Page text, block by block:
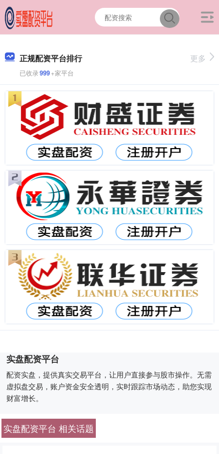
正规配资平台排行
已收录999+家平台
更多
实盘配资平台
配资实盘，提供真实交易平台，让用户直接参与股市操作。无需
虚拟盘交易，账户资金安全透明，实时跟踪市场动态，助您实现
财富增长。
实盘配资平台 相关话题